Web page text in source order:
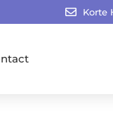
Korte